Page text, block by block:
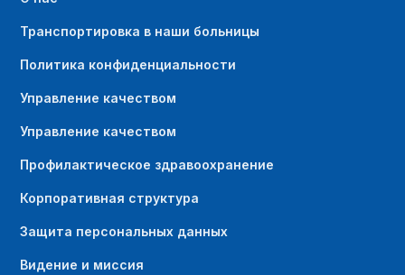
Транспортировка в наши больницы
Политика конфиденциальности
Управление качеством
Управление качеством
Профилактическое здравоохранение
Корпоративная структура
Защита персональных данных
Видение и миссия